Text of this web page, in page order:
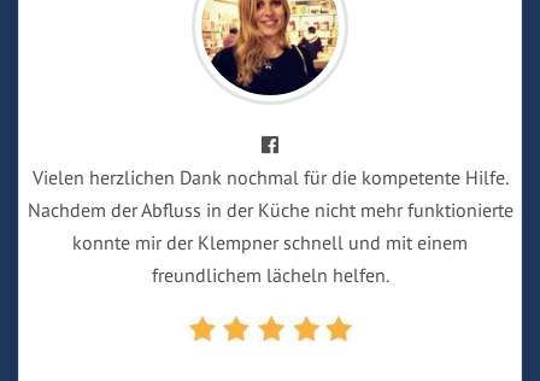
Vielen herzlichen Dank nochmal für die kompetente Hilfe.
Nachdem der Abfluss in der Küche nicht mehr funktionierte
konnte mir der Klempner schnell und mit einem
freundlichem lächeln helfen.